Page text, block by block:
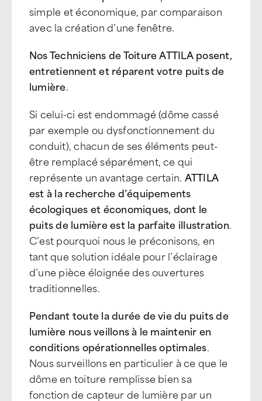
simple et économique, par comparaison
avec la création d’une fenêtre.
Nos Techniciens de Toiture ATTILA posent,
entretiennent et réparent votre puits de
lumière.
Si celui-ci est endommagé (dôme cassé
par exemple ou dysfonctionnement du
conduit), chacun de ses éléments peut-
être remplacé séparément, ce qui
représente un avantage certain. ATTILA
est à la recherche d’équipements
écologiques et économiques, dont le
puits de lumière est la parfaite illustration.
C’est pourquoi nous le préconisons, en
tant que solution idéale pour l’éclairage
d’une pièce éloignée des ouvertures
traditionnelles.
Pendant toute la durée de vie du puits de
lumière nous veillons à le maintenir en
conditions opérationnelles optimales.
Nous surveillons en particulier à ce que le
dôme en toiture remplisse bien sa
fonction de capteur de lumière par un